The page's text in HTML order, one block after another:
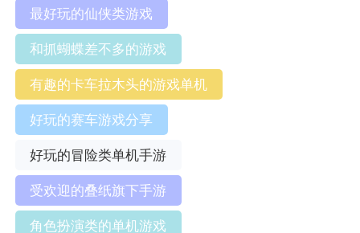
最好玩的仙侠类游戏
和抓蝴蝶差不多的游戏
有趣的卡车拉木头的游戏单机
好玩的赛车游戏分享
好玩的冒险类单机手游
受欢迎的叠纸旗下手游
角色扮演类的单机游戏